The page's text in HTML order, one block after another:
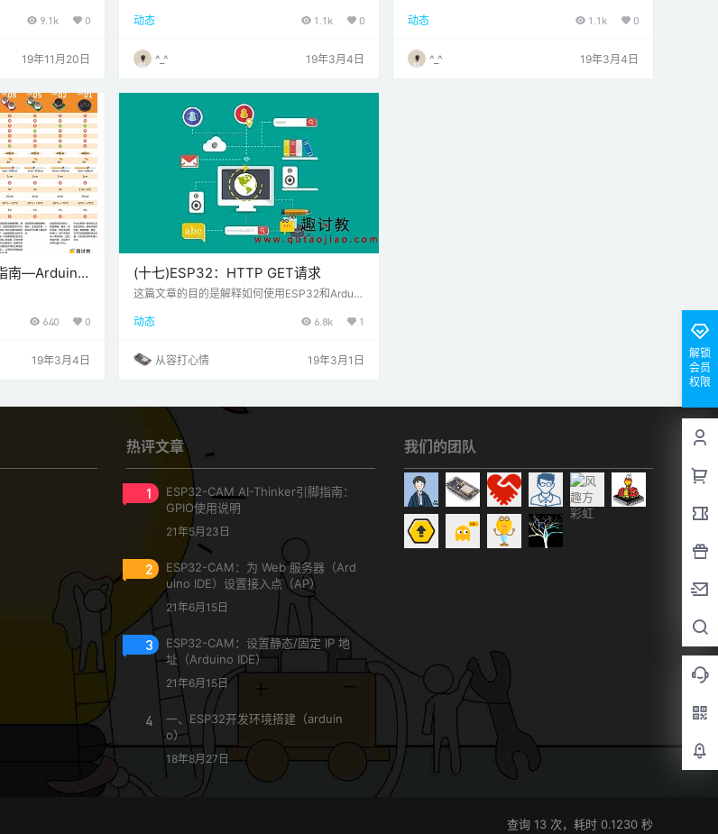
Fi网络，然后通
命令发送到ESP
目录 硬件清单
9.1k 0
19年11月20日
4.0模块后，那么恭喜你，你获得了史上最强的
先我们要了解这个模块的基本功能，测距的模式
有三种：
动态 1.1k 0
^_^ 19年3月4日
模块时使用。
动态 1.1k 0
^_^ 19年3月4日
南—Arduino
640 0
19年3月4日
(十七)ESP32：HTTP GET请求
这篇文章的目的是解释如何使用ESP32和Arduin
动态
6.8k 1
从容打心情 19年3月1日
解锁
会员
权限
热评文章
1
ESP32-CAM AI-Thinker引脚指南：
GPIO使用说明
21年5月23日
2
ESP32-CAM：为 Web 服务器（Ard
uino IDE）设置接入点（AP）
21年6月15日
3
ESP32-CAM：设置静态/固定 IP 地
址（Arduino IDE）
21年6月15日
4
一、ESP32开发环境搭建（arduin
o）
18年8月27日
我们的团队
查询 13 次，耗时 0.1230 秒